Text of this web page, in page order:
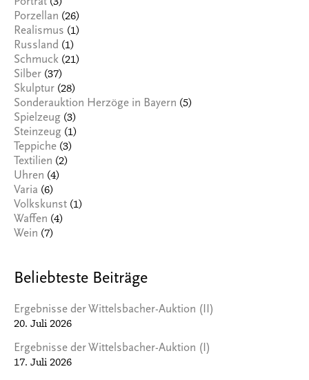
Porträt
Porzellan (26)
Realismus (1)
Russland (1)
Schmuck (21)
Silber (37)
Skulptur (28)
Sonderauktion Herzöge in Bayern (5)
Spielzeug (3)
Steinzeug (1)
Teppiche (3)
Textilien (2)
Uhren (4)
Varia (6)
Volkskunst (1)
Waffen (4)
Wein (7)
Beliebteste Beiträge
Ergebnisse der Wittelsbacher-Auktion (II)
20. Juli 2026
Ergebnisse der Wittelsbacher-Auktion (I)
17. Juli 2026